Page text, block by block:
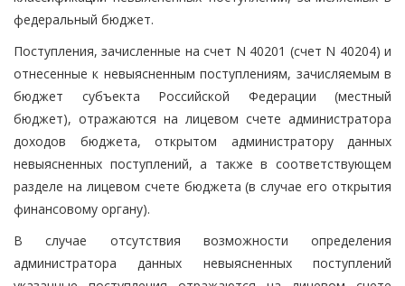
федеральный бюджет.
Поступления, зачисленные на счет N 40201 (счет N 40204) и
отнесенные к невыясненным поступлениям, зачисляемым в
бюджет субъекта Российской Федерации (местный
бюджет), отражаются на лицевом счете администратора
доходов бюджета, открытом администратору данных
невыясненных поступлений, а также в соответствующем
разделе на лицевом счете бюджета (в случае его открытия
финансовому органу).
В случае отсутствия возможности определения
администратора данных невыясненных поступлений